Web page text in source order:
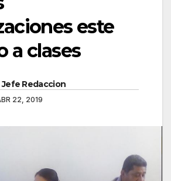
este
a clases
Jefe Redaccion
22, 2019